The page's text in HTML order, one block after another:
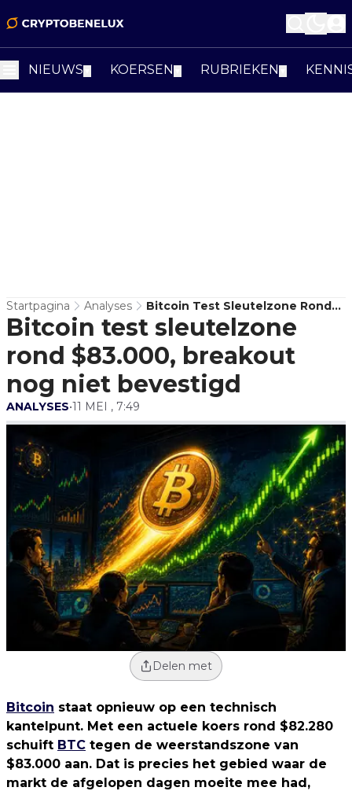
NIEUWS KOERSEN RUBRIEKEN
Startpagina Analyses
Bitcoin Test Sleutelzone Rond
$83.000, Breakout Nog Niet
Bevestigd
Bitcoin test sleutelzone
rond $83.000, breakout
nog niet bevestigd
ANALYSES•11 MEI , 7:49
Delen met
Bitcoin staat opnieuw op een technisch
kantelpunt. Met een actuele koers rond $82.280
schuift BTC tegen de weerstandszone van
$83.000 aan. Dat is precies het gebied waar de
markt de afgelopen dagen moeite mee had,